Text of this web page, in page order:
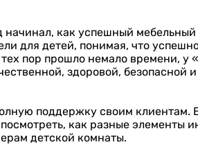
как успешный
для детей, понимая, что
пор прошло немало времени, у
здоровой, безопасной
поддержку своим клиентам.
как разные элементы
детской комнаты.